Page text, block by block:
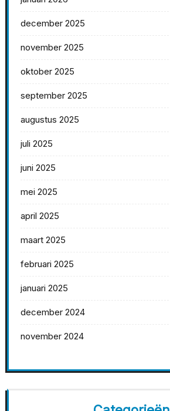
december 2025
november 2025
oktober 2025
september 2025
augustus 2025
juli 2025
juni 2025
mei 2025
april 2025
maart 2025
februari 2025
januari 2025
december 2024
november 2024